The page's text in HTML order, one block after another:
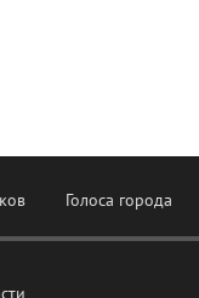
Голоса города